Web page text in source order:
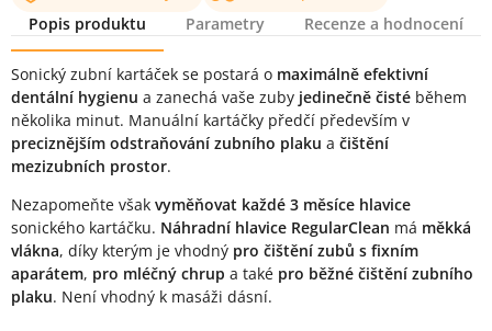
Popis produktu
Parametry Recenze a hodnocení
Popis produktu
Sonický zubní kartáček se postará o maximálně efektivní
dentální hygienu a zanechá vaše zuby jedinečně čisté během
několika minut. Manuální kartáčky předčí především v
preciznějším odstraňování zubního plaku a čištění
mezizubních prostor.
Nezapomeňte však vyměňovat každé 3 měsíce hlavice
sonického kartáčku. Náhradní hlavice RegularClean má měkká
vlákna, díky kterým je vhodný pro čištění zubů s fixním
aparátem, pro mléčný chrup a také pro běžné čištění zubního
plaku. Není vhodný k masáži dásní.